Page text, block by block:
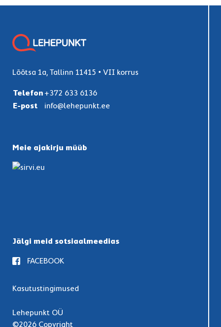
Lõõtsa 1a, Tallinn 11415 • VII korrus
Telefon+372 633 6136
E-post
info@lehepunkt.ee
Meie ajakirju müüb
Jälgi meid sotsiaalmeedias
FACEBOOK
Kasutustingimused
Lehepunkt OÜ
©2026 Copyright